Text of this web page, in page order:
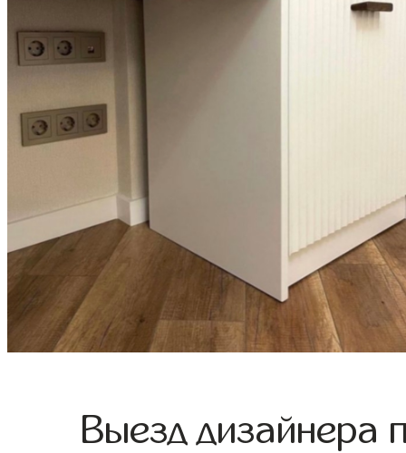
Выезд дизайнера